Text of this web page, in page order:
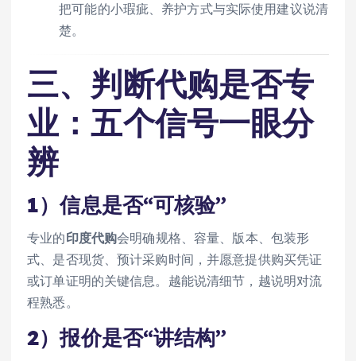
把可能的小瑕疵、养护方式与实际使用建议说清
楚。
三、判断代购是否专
业：五个信号一眼分
辨
1）信息是否“可核验”
专业的印度代购会明确规格、容量、版本、包装形
式、是否现货、预计采购时间，并愿意提供购买凭证
或订单证明的关键信息。越能说清细节，越说明对流
程熟悉。
2）报价是否“讲结构”